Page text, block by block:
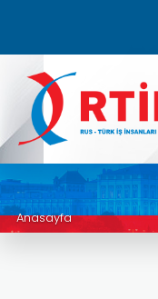
Anasayfa